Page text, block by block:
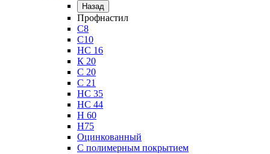
Назад
Профнастил
С8
С10
НС 16
К 20
С 20
С 21
НС 35
НС 44
Н 60
Н75
Оцинкованный
С полимерным покрытием